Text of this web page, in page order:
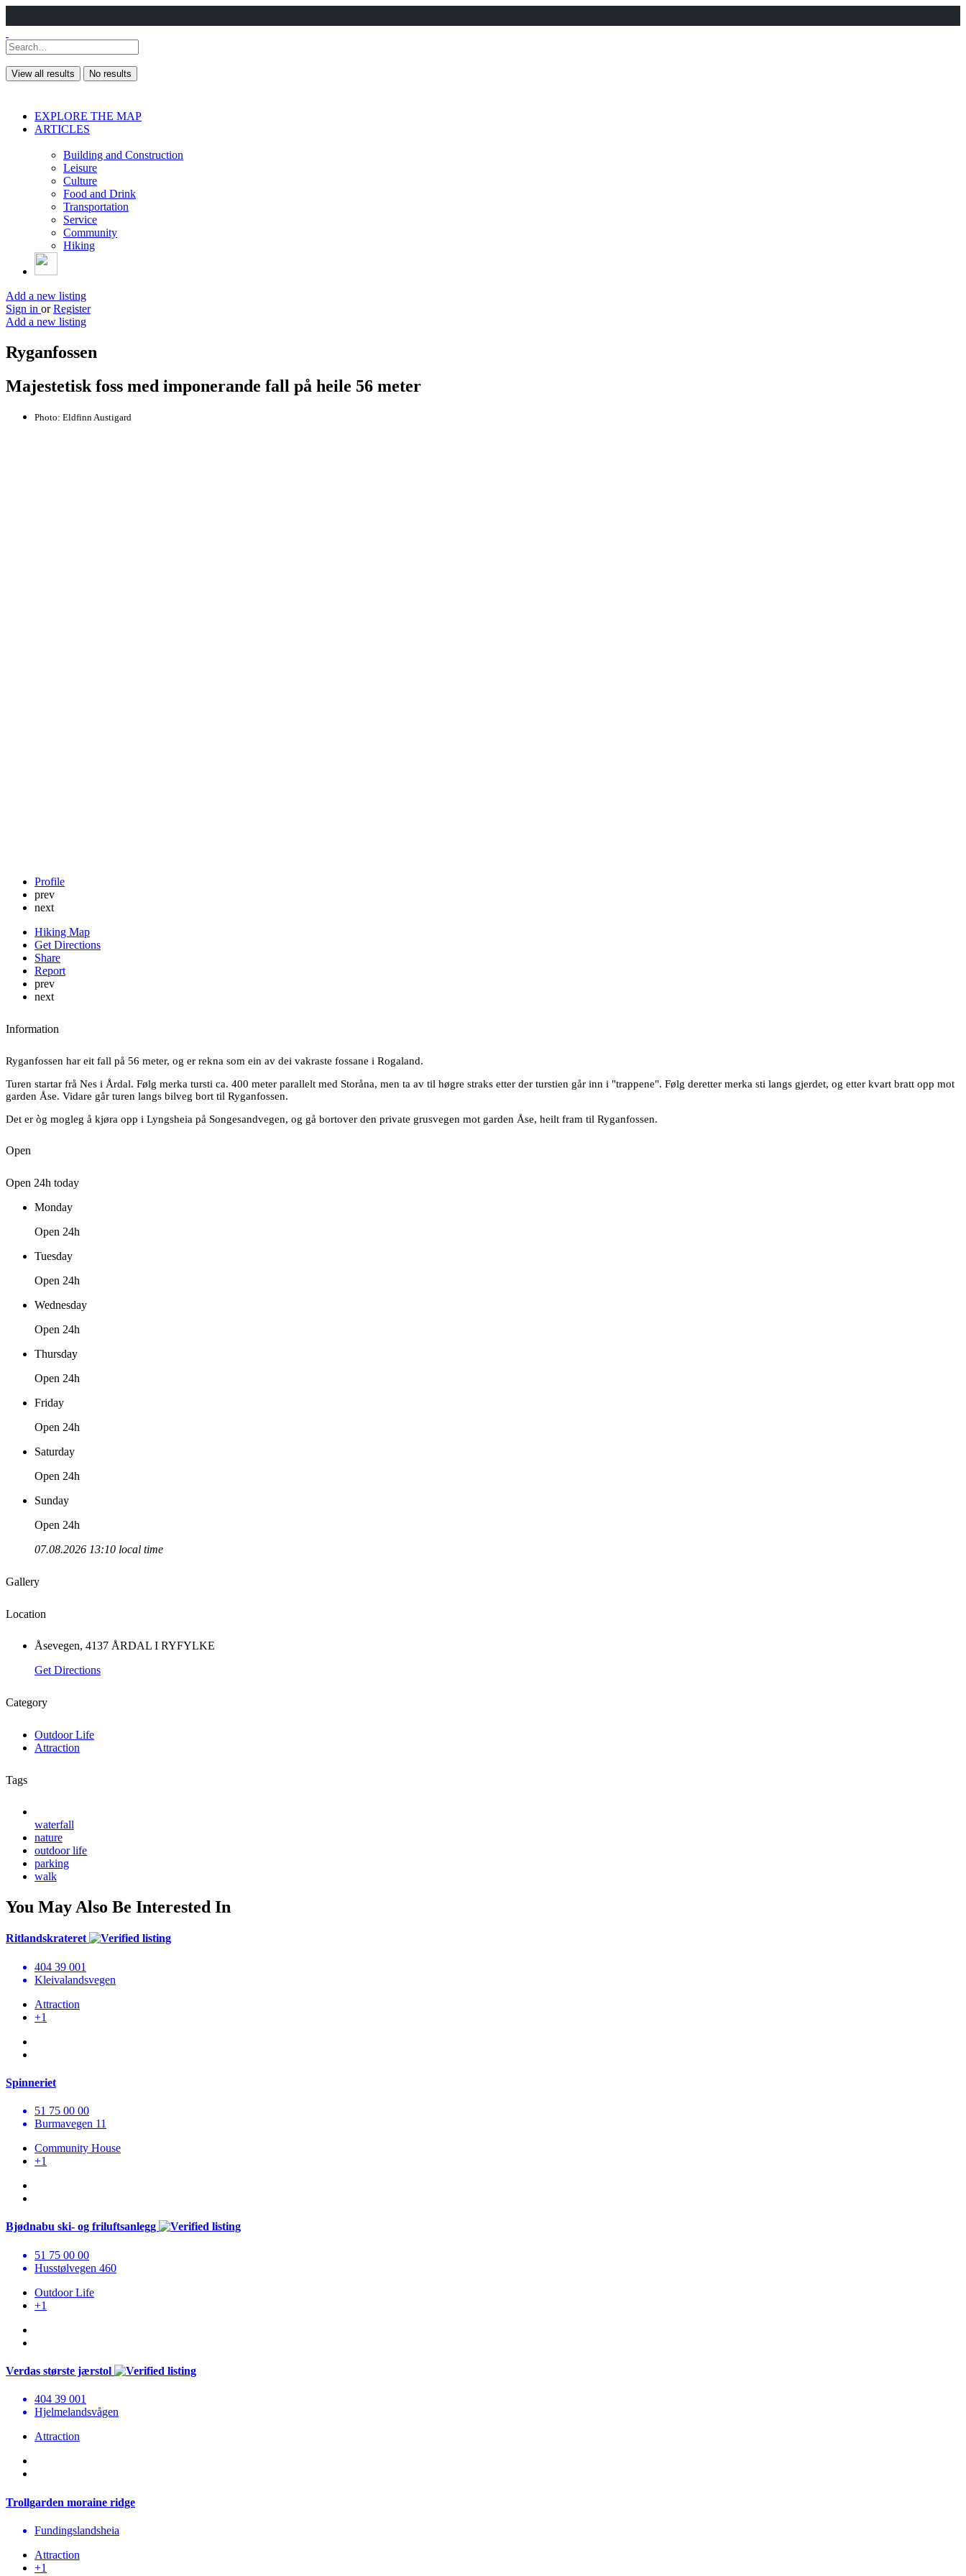
View all results No results
EXPLORE THE MAP
ARTICLES
Building and Construction
Leisure
Culture
Food and Drink
Transportation
Service
Community
Hiking
Add a new listing
Sign in or Register
Add a new listing
Ryganfossen
Majestetisk foss med imponerande fall på heile 56 meter
Photo: Eldfinn Austigard
Profile
prev
next
Hiking Map
Get Directions
Share
Report
prev
next
Information
Ryganfossen har eit fall på 56 meter, og er rekna som ein av dei vakraste fossane i Rogaland.
Turen startar frå Nes i Årdal. Følg merka tursti ca. 400 meter parallelt med Storåna, men ta av til høgre straks etter der turstien går inn i "trappene". Følg deretter merka sti langs gjerdet, og etter kvart bratt opp mot
garden Åse. Vidare går turen langs bilveg bort til Ryganfossen.
Det er òg mogleg å kjøra opp i Lyngsheia på Songesandvegen, og gå bortover den private grusvegen mot garden Åse, heilt fram til Ryganfossen.
Open
Open 24h today
Monday
Open 24h
Tuesday
Open 24h
Wednesday
Open 24h
Thursday
Open 24h
Friday
Open 24h
Saturday
Open 24h
Sunday
Open 24h
07.08.2026 13:10 local time
Gallery
Location
Åsevegen, 4137 ÅRDAL I RYFYLKE
Get Directions
Category
Outdoor Life
Attraction
Tags
waterfall
nature
outdoor life
parking
walk
You May Also Be Interested In
Ritlandskrateret
404 39 001
Kleivalandsvegen
Attraction
+1
Spinneriet
51 75 00 00
Burmavegen 11
Community House
+1
Bjødnabu ski- og friluftsanlegg
51 75 00 00
Husstølvegen 460
Outdoor Life
+1
Verdas største jærstol
404 39 001
Hjelmelandsvågen
Attraction
Trollgarden moraine ridge
Fundingslandsheia
Attraction
+1